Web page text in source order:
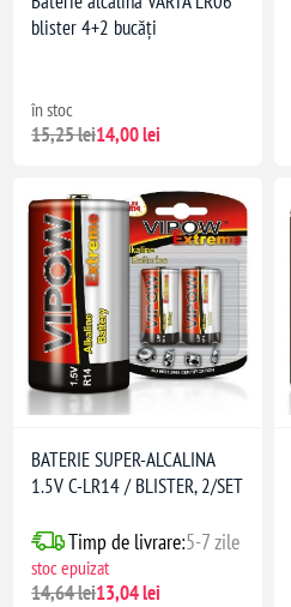
blister 4+2 bucăți
în stoc
15,25 lei14,00 lei
BATERIE SUPER-ALCALINA
1.5V C-LR14 / BLISTER, 2/SET
Timp de livrare:5-7 zile
stoc epuizat
14,64 lei13,04 lei